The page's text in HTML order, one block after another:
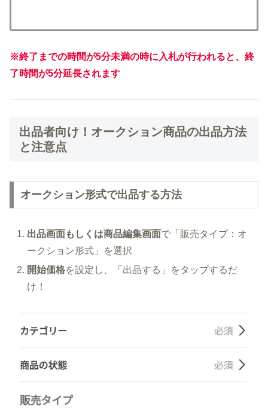
※終了までの時間が5分未満の時に入札が行われると、終
了時間が5分延長されます
出品者向け！オークション商品の出品方法
と注意点
オークション形式で出品する方法
出品画面もしくは商品編集画面で「販売タイプ：オ
ークション形式」を選択
開始価格を設定し、「出品する」をタップするだ
け！